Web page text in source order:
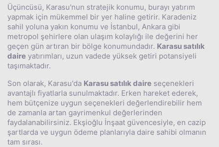
Üçüncüsü, Karasu'nun stratejik konumu, burayı yatırım
yapmak için mükemmel bir yer haline getirir. Karadeniz
sahil yoluna yakın konumu ve İstanbul, Ankara gibi
metropol şehirlere olan ulaşım kolaylığı ile değerini her
geçen gün artıran bir bölge konumundadır. Karasu satılık
daire yatırımları, uzun vadede yüksek getiri potansiyeli
taşımaktadır.
Son olarak, Karasu'da Karasu satılık daire seçenekleri
avantajlı fiyatlarla sunulmaktadır. Erken hareket ederek,
hem bütçenize uygun seçenekleri değerlendirebilir hem
de zamanla artan gayrimenkul değerlerinden
faydalanabilirsiniz. Ekşioğlu İnşaat güvencesiyle, en cazip
şartlarda ve uygun ödeme planlarıyla daire sahibi olmanın
tam sırası.